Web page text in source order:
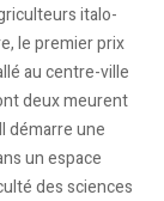
italo-
le premier prix
au centre-ville
deux meurent
démarre une
un espace
des sciences